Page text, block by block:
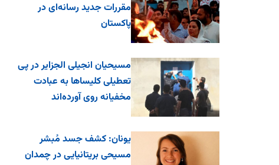
مقررات جدید رسانه‌ای در
پاکستان
مسیحیان انجیلی الجزایر در پی
تعطیلی کلیساها به عبادت
مخفیانه روی آورده‌اند
یونان: کشف جسد مُبشر
مسیحی بریتانیایی در چمدان